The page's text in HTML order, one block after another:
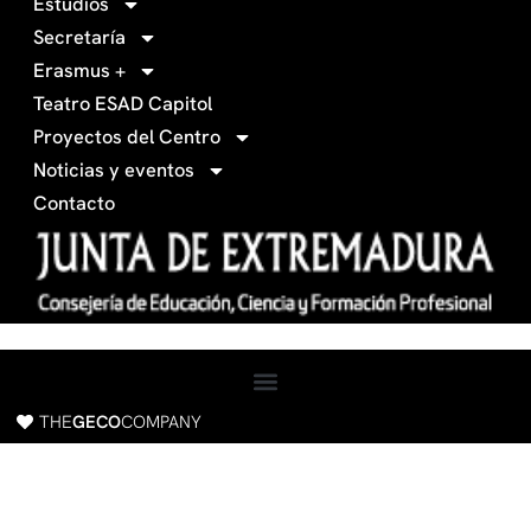
f
a
c
b
o
o
k
Secretaría
Erasmus +
Teatro ESAD Capitol
Proyectos del Centro
Noticias y eventos
Contacto
THEGECOCOMPANY